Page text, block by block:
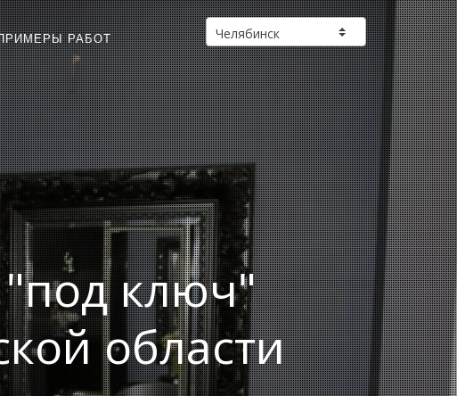
РАБОТ
"под ключ"
области